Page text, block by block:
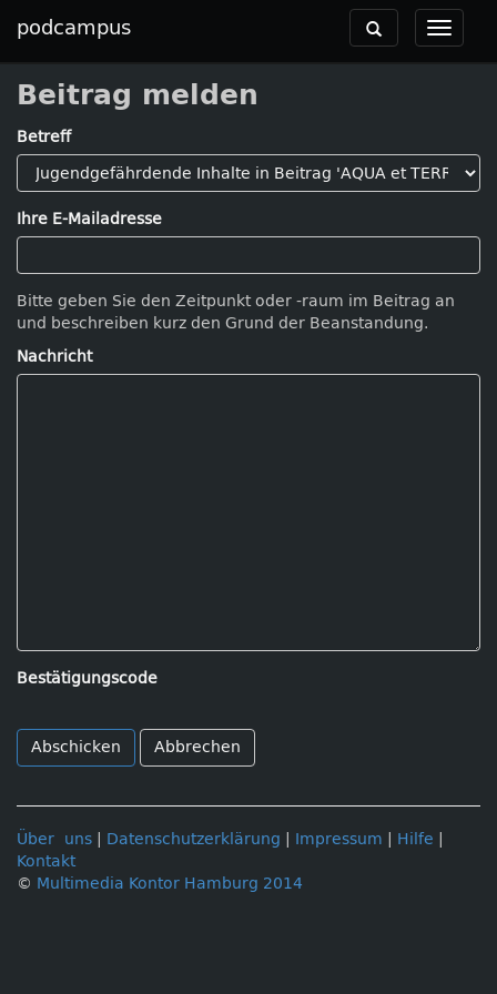
podcampus
Toggle
Toggle
navigation
Beitrag melden
Betreff
Ihre E-Mailadresse
Bitte geben Sie den Zeitpunkt oder -raum im Beitrag an
und beschreiben kurz den Grund der Beanstandung.
Nachricht
Bestätigungscode
Abbrechen
Über uns Datenschutzerklärung Impressum Hilfe
Kontakt
© Multimedia Kontor Hamburg 2014